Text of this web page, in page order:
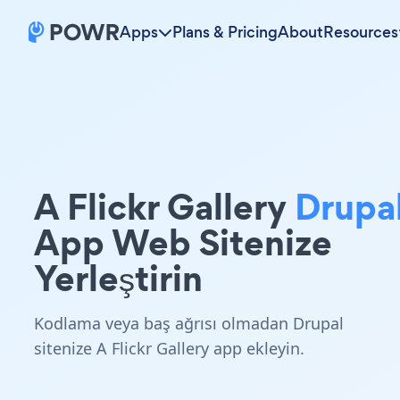
Apps Plans & PricingAboutResources
A Flickr Gallery
App Web Sitenize
Yerleştirin
Kodlama veya baş ağrısı olmadan Drupal
sitenize A Flickr Gallery app ekleyin.